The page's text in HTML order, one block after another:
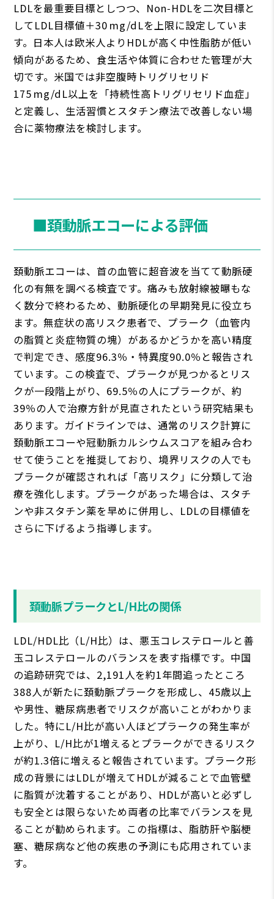
LDLを最重要目標としつつ、Non‑HDLを二次目標と
してLDL目標値＋30 mg/dLを上限に設定していま
す。日本人は欧米人よりHDLが高く中性脂肪が低い
傾向があるため、食生活や体質に合わせた管理が大
切です。米国では非空腹時トリグリセリド
175 mg/dL以上を「持続性高トリグリセリド血症」
と定義し、生活習慣とスタチン療法で改善しない場
合に薬物療法を検討します。
■頚動脈エコーによる評価
頚動脈エコーは、首の血管に超音波を当てて動脈硬
化の有無を調べる検査です。痛みも放射線被曝もな
く数分で終わるため、動脈硬化の早期発見に役立ち
ます。無症状の高リスク患者で、プラーク（血管内
の脂質と炎症物質の塊）があるかどうかを高い精度
で判定でき、感度96.3％・特異度90.0％と報告され
ています。この検査で、プラークが見つかるとリス
クが一段階上がり、69.5％の人にプラークが、約
39％の人で治療方針が見直されたという研究結果も
あります。ガイドラインでは、通常のリスク計算に
頚動脈エコーや冠動脈カルシウムスコアを組み合わ
せて使うことを推奨しており、境界リスクの人でも
プラークが確認されれば「高リスク」に分類して治
療を強化します。プラークがあった場合は、スタチ
ンや非スタチン薬を早めに併用し、LDLの目標値を
さらに下げるよう指導します。
頚動脈プラークとL/H比の関係
LDL/HDL比（L/H比）は、悪玉コレステロールと善
玉コレステロールのバランスを表す指標です。中国
の追跡研究では、2,191人を約1年間追ったところ
388人が新たに頚動脈プラークを形成し、45歳以上
や男性、糖尿病患者でリスクが高いことがわかりま
した。特にL/H比が高い人ほどプラークの発生率が
上がり、L/H比が1増えるとプラークができるリスク
が約1.3倍に増えると報告されています。プラーク形
成の背景にはLDLが増えてHDLが減ることで血管壁
に脂質が沈着することがあり、HDLが高いと必ずし
も安全とは限らないため両者の比率でバランスを見
ることが勧められます。この指標は、脂肪肝や脳梗
塞、糖尿病など他の疾患の予測にも応用されていま
す。